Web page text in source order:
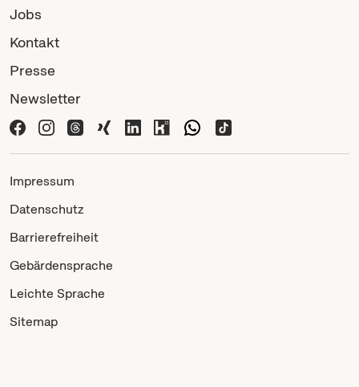
Jobs
Kontakt
Presse
Newsletter
Impressum
Datenschutz
Barrierefreiheit
Gebärdensprache
Leichte Sprache
Sitemap